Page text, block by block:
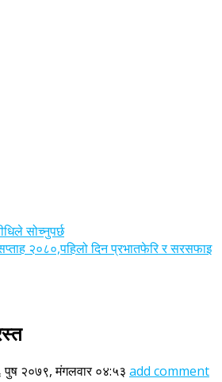
सोच्नुपर्छ
२०८०,पहिलो दिन प्रभातफेरि र सरसफाइ
पुष २०७९, मंगलवार ०४:५३ add comment